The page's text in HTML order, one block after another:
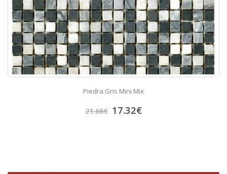
Piedra Gris Mini Mix
21.66€ 17.32€